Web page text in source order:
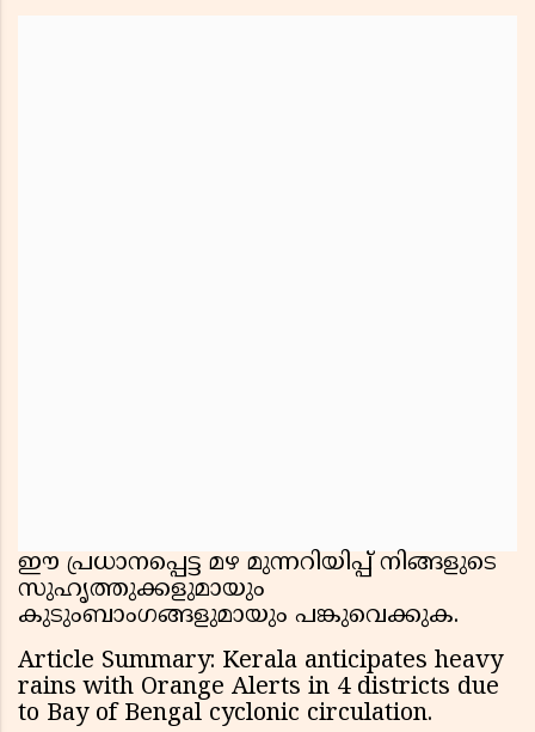
ഈ പ്രധാനപ്പെട്ട മഴ മുന്നറിയിപ്പ് നിങ്ങളുടെ
സുഹൃത്തുക്കളുമായും
കുടുംബാംഗങ്ങളുമായും പങ്കുവെക്കുക.
Article Summary: Kerala anticipates heavy
rains with Orange Alerts in 4 districts due
to Bay of Bengal cyclonic circulation.